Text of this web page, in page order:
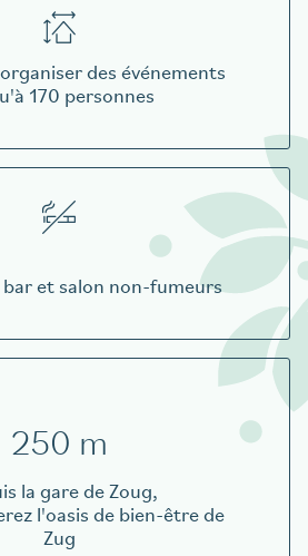
des événements
170 personnes
et salon non-fumeurs
250 m
la gare de Zoug,
l'oasis de bien-être de
Zug